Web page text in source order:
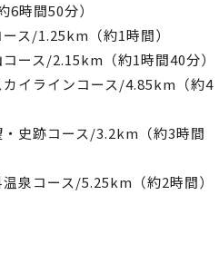
時間50分）
ス/1.25km（約1時間）
ース/2.15km（約1時間40分）
イラインコース/4.85km（約4
史跡コース/3.2km（約3時間
泉コース/5.25km（約2時間）